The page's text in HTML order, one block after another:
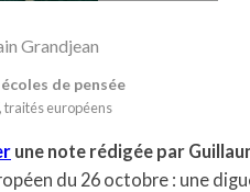
Grandjean
de pensée
, traités européens
une note rédigée par
du 26 octobre : une